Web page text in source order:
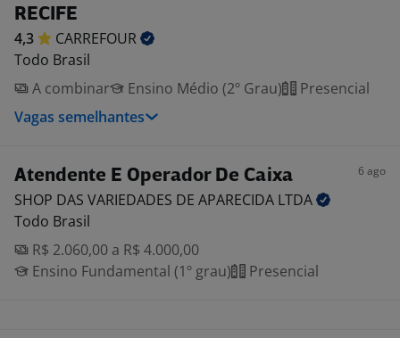
RECIFE
4,3
CARREFOUR
Todo Brasil
A combinar
Ensino Médio (2º Grau)
Presencial
Vagas semelhantes
Atendente E Operador De Caixa 6 ago
SHOP DAS VARIEDADES DE APARECIDA LTDA
Todo Brasil
R$ 2.060,00 a R$ 4.000,00
Ensino Fundamental (1º grau)
Presencial